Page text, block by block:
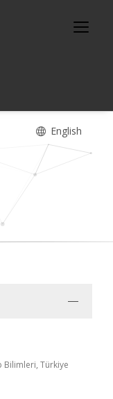
English
Bilimleri, Türkiye